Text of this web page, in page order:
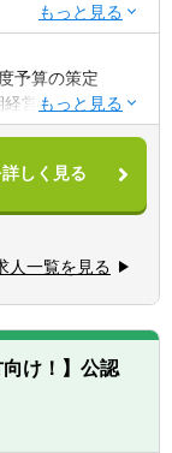
等における
験やプロジェク
、および数値を用
に議論できるコ
思考力
ャッチアップ
コーポレート業
ダー経験(人数規
予算の策定
営計画の立案・
の設計・推進
別の収益性分析
分析（収益性、
、改善示唆の提
設計と運用
モニタリングの
しく見る
人一覧を見る
向け！】公認